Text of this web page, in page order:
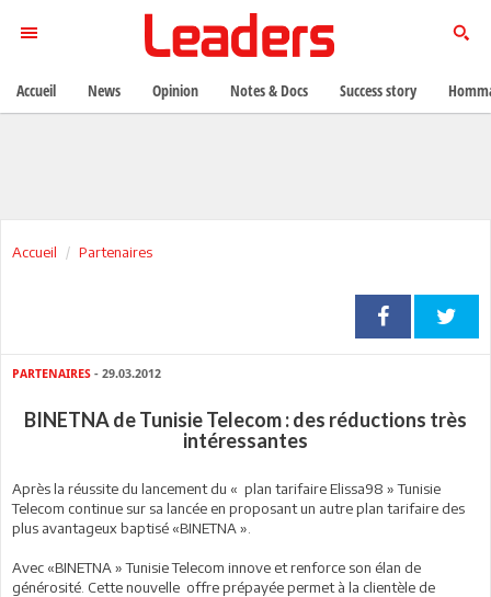
Accueil Partenaires
PARTENAIRES - 29.03.2012
BINETNA de Tunisie Telecom : des réductions très
intéressantes
Après la réussite du lancement du « plan tarifaire Elissa98 » Tunisie
Telecom continue sur sa lancée en proposant un autre plan tarifaire des
plus avantageux baptisé «BINETNA ».
Avec «BINETNA » Tunisie Telecom innove et renforce son élan de
générosité. Cette nouvelle offre prépayée permet à la clientèle de
Accueil News Opinion Notes & Docs Success story